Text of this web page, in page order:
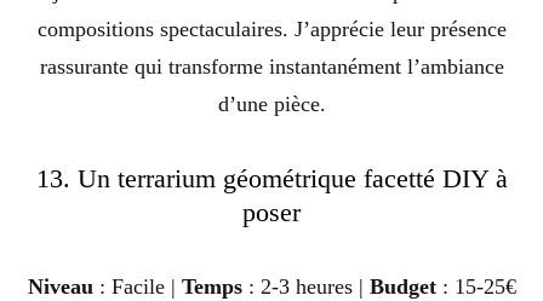
compositions spectaculaires. J’apprécie leur présence
rassurante qui transforme instantanément l’ambiance
d’une pièce.
13. Un terrarium géométrique facetté DIY à
poser
Niveau: Facile | Temps: 2-3 heures | Budget: 15-25€